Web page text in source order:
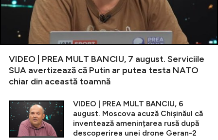
VIDEO | PREA MULT BANCIU, 7 august. Serviciile
SUA avertizează că Putin ar putea testa NATO
chiar din această toamnă
VIDEO | PREA MULT BANCIU, 6
august. Moscova acuză Chișinăul că
inventează amenințarea rusă după
descoperirea unei drone Geran-2